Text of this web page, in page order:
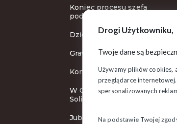
Drogi Użytkowniku,
Twoje dane są
Używamy plików cookies,
przeglądarce
spersonalizowanych
Na podstawie Twojej
Koniec procesu szefa
podlaskiej Solidarności
Dzień Edukacji Narodowej
Grawerton od wojewody
Komunikat
W Grajewie wygrywa
Solidarność
Jubileuszowe konkursy